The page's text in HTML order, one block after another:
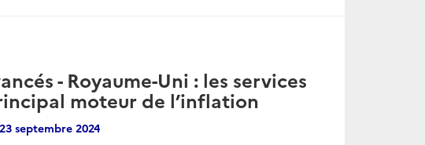
- Royaume-Uni : les services
moteur de l’inflation
23 septembre 2024